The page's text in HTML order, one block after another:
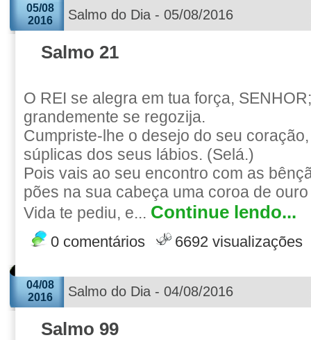
05/08
2016
Salmo do Dia - 05/08/2016
Salmo 21
O REI se alegra em tua força,
grandemente se regozija.
Cumpriste-lhe o desejo do seu
súplicas dos seus lábios. (Selá.)
Pois vais ao seu encontro com as
pões na sua cabeça uma coroa de
Vida te pediu, e... Continue lendo...
0 comentários 6692 visualizações
04/08
2016
Salmo do Dia - 04/08/2016
Salmo 99